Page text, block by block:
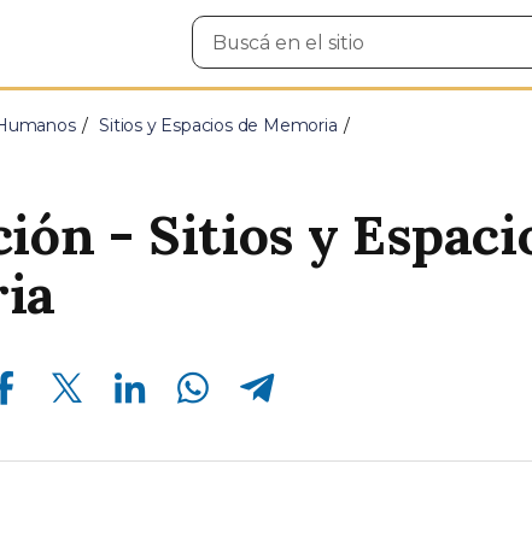
Buscar
en
Sitios y Espacios de Memoria
- Sitios y
Compartir en Facebook Compartir en Twitter Compartir en Linkedin Compartir en Whatsapp Compartir en Telegram